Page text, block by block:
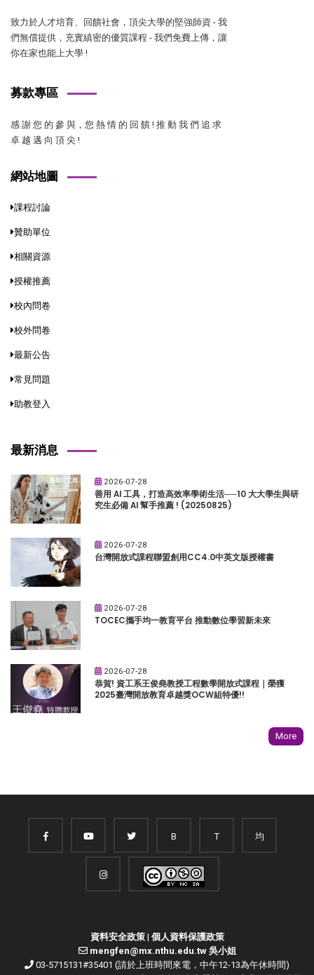
致力於人才培育、回饋社會，頂尖大學的堅強師資 - 我
們無償提供，充實縝密的優質課程 - 我們免費上傳，讓
你在家也能上大學 !
募款專區
感 謝 您 的 參 與，您 熱 情 的 回 饋 ! 推 動 我 們 追 求
卓 越 邁 向 頂 尖 !
網站地圖
課程討論
贊助單位
相關資源
授權推薦
校內問卷
校外問卷
最新公告
常見問題
助教登入
最新消息
2026-07-28
善用 AI 工具，打造高效率學術生活──10 大大學生與研
究生必備 AI 幫手推薦 ! (20250825)
2026-07-28
台灣開放式課程聯盟創用CC4.0中英文版授權書
2026-07-28
TOCEC攜手均一教育平台 推動數位學習新未來
2026-07-28
恭賀! 資工系王俊堯教授工程數學開放式課程｜榮獲
2025臺灣開放教育卓越獎OCW組特優!!
More
B T 均
資料安全政策| 個人資料保護政策
mengfen@mx.nthu.edu.tw 吳小姐
03-5715131#35401 (請於上班時間來電，中午12-13為午休時間)